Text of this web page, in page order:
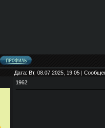
Дата: Вт, 08.07.2025, 19:05 |
1962